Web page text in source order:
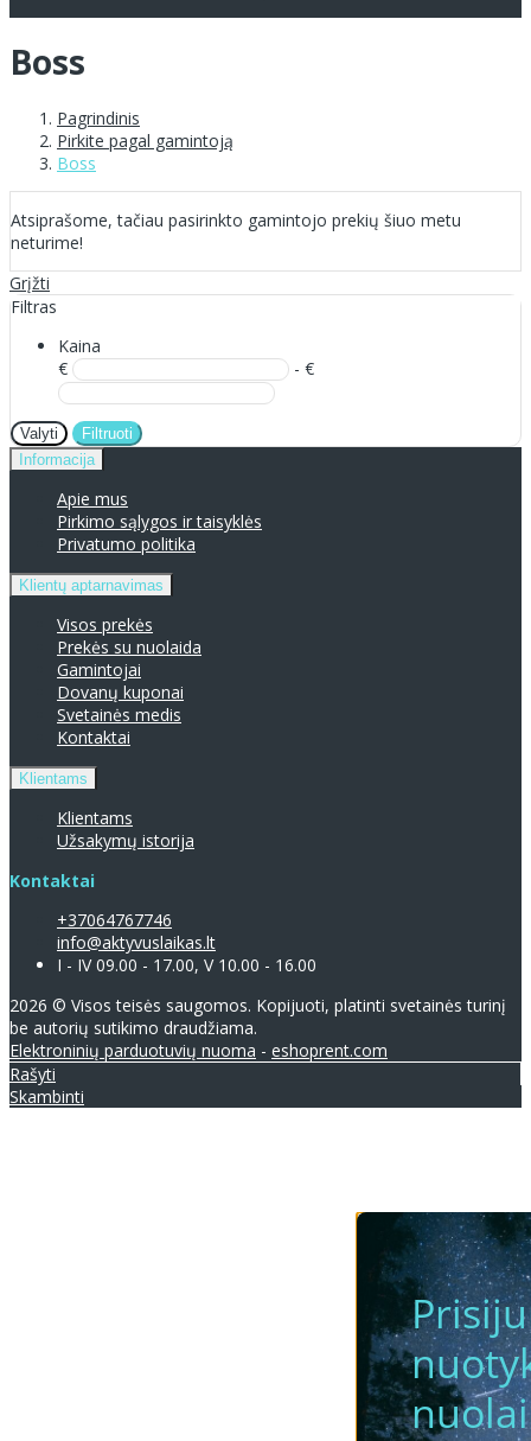
Boss
Pagrindinis
Pirkite pagal gamintoją
Boss
Atsiprašome, tačiau pasirinkto gamintojo prekių šiuo metu
neturime!
Grįžti
Filtras
Kaina
€
- €
Valyti
Filtruoti
Informacija
Apie mus
Pirkimo sąlygos ir taisyklės
Privatumo politika
Klientų aptarnavimas
Visos prekės
Prekės su nuolaida
Gamintojai
Dovanų kuponai
Svetainės medis
Kontaktai
Klientams
Klientams
Užsakymų istorija
Kontaktai
+37064767746
info@aktyvuslaikas.lt
I - IV 09.00 - 17.00, V 10.00 - 16.00
2026 © Visos teisės saugomos. Kopijuoti, platinti svetainės turinį
be autorių sutikimo draudžiama.
Elektroninių parduotuvių nuoma - eshoprent.com
Rašyti
Skambinti